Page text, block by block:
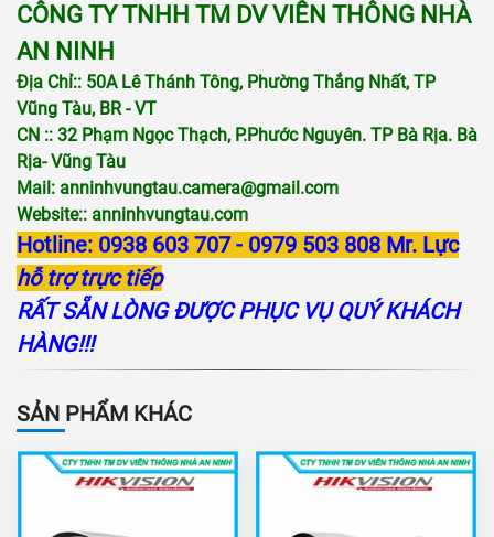
CÔNG TY TNHH TM DV VIỄN THÔNG NHÀ
AN NINH
Địa Chỉ:: 50A Lê Thánh Tông, Phường Thắng Nhất, TP
Vũng Tàu, BR - VT
CN :: 32 Phạm Ngọc Thạch, P.Phước Nguyên. TP Bà Rịa. Bà
Rịa- Vũng Tàu
Mail: anninhvungtau.camera@gmail.com
Website:: anninhvungtau.com
Hotline: 0938 603 707 - 0979 503 808 Mr. Lực
hỗ trợ trực tiếp
RẤT SẴN LÒNG ĐƯỢC PHỤC VỤ QUÝ KHÁCH
HÀNG!!!
SẢN PHẨM KHÁC